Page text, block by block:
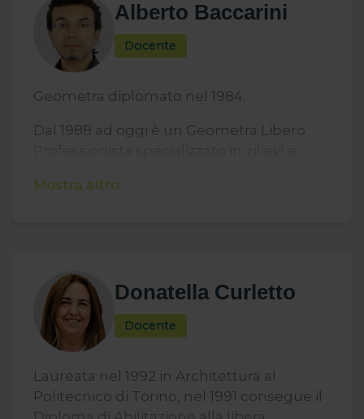
Alberto Baccarini
Docente
Geometra diplomato nel 1984.
Dal 1988 ad oggi è un Geometra Libero
tracciamenti con metodologia GPS,
Dal 2004 docente di numerosi corsi e
seminari organizzati dal Collegio dei
Geometri della Provincia di Brescia.
Mostra altro
Donatella Curletto
Docente
Laureata nel 1992 in Architettura al
Politecnico di Torino, nel 1991 consegue il